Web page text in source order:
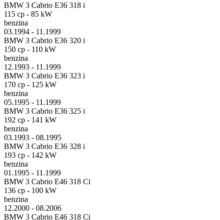
BMW 3 Cabrio E36 318 i
115 cp - 85 kW
benzina
03.1994 - 11.1999
BMW 3 Cabrio E36 320 i
150 cp - 110 kW
benzina
12.1993 - 11.1999
BMW 3 Cabrio E36 323 i
170 cp - 125 kW
benzina
05.1995 - 11.1999
BMW 3 Cabrio E36 325 i
192 cp - 141 kW
benzina
03.1993 - 08.1995
BMW 3 Cabrio E36 328 i
193 cp - 142 kW
benzina
01.1995 - 11.1999
BMW 3 Cabrio E46 318 Ci
136 cp - 100 kW
benzina
12.2000 - 08.2006
BMW 3 Cabrio E46 318 Ci